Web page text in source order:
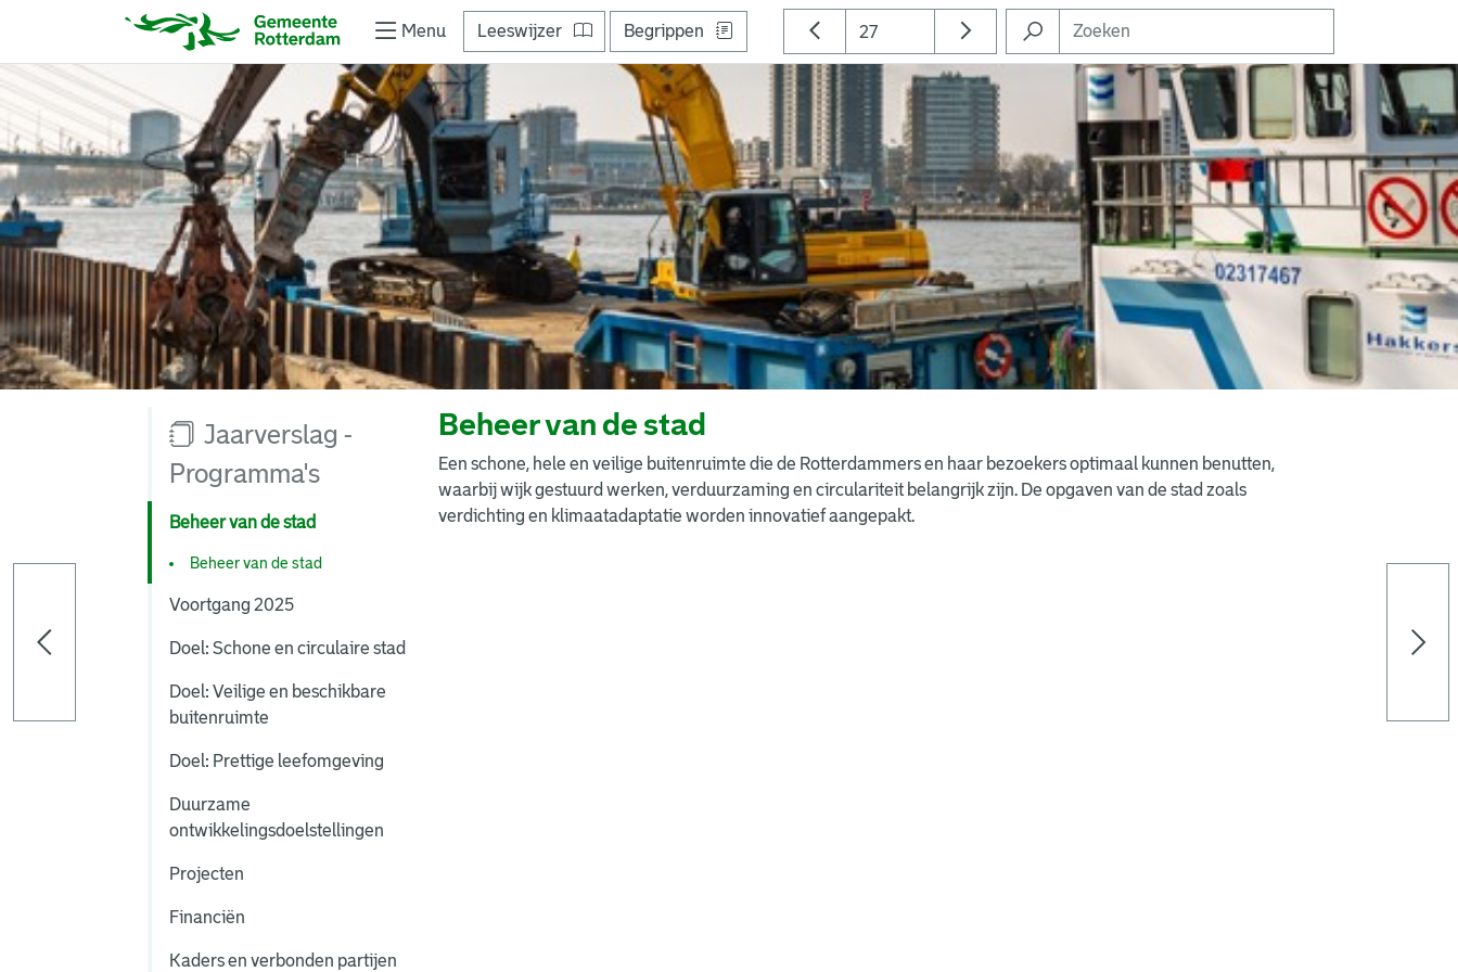
Menu Leeswijzer Begrippen
Jaarverslag -
Programma's
Beheer van de stad
Beheer van de stad
Voortgang 2025
Doel: Schone en circulaire stad
Doel: Veilige en beschikbare
buitenruimte
Doel: Prettige leefomgeving
Duurzame
ontwikkelingsdoelstellingen
Projecten
Financiën
Kaders en verbonden partijen
Beheer van de stad
Een schone, hele en veilige buitenruimte die de Rotterdammers en haar bezoekers optimaal kunnen benutten,
waarbij wijk gestuurd werken, verduurzaming en circulariteit belangrijk zijn. De opgaven van de stad zoals
verdichting en klimaatadaptatie worden innovatief aangepakt.